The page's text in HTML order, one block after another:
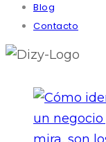
Blog
Contacto